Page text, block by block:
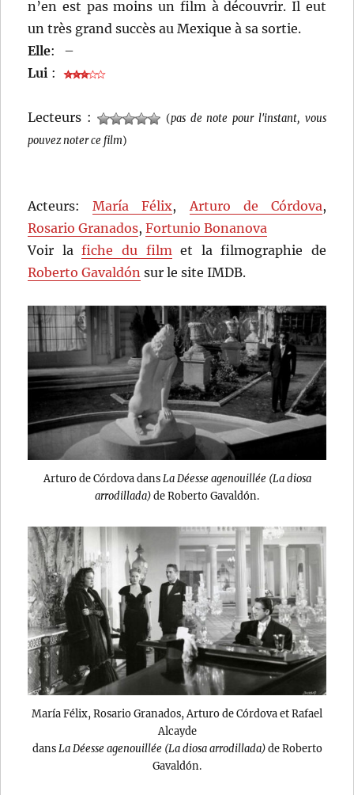
n’en est pas moins un film à découvrir. Il eut
un très grand succès au Mexique à sa sortie.
Elle:
–
Lui :
Lecteurs : (pas de note pour l'instant, vous
pouvez noter ce film)
Acteurs:María Félix,Arturo de Córdova,
Rosario Granados,Fortunio Bonanova
Voir lafiche du filmet la filmographie de
Roberto Gavaldón sur le site IMDB.
Arturo de Córdova dans La Déesse agenouillée (La diosa
arrodillada)de Roberto Gavaldón.
María Félix, Rosario Granados, Arturo de Córdova et Rafael
Alcayde
dans La Déesse agenouillée (La diosa arrodillada)de Roberto
Gavaldón.